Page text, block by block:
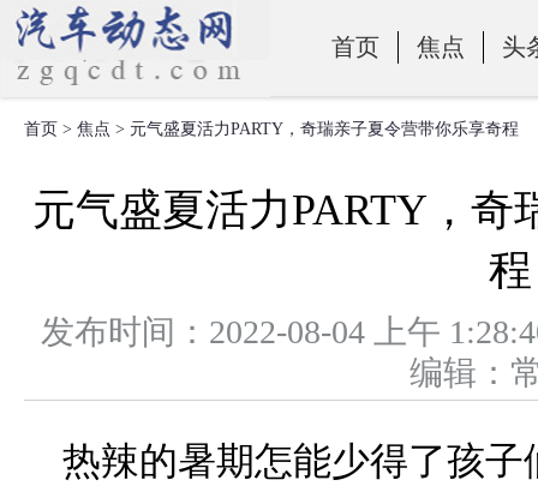
首页 焦点 头
零部件
首页 > 焦点 > 元气盛夏活力PARTY，奇瑞亲子夏令营带你乐享奇程
元气盛夏活力PARTY，
程
发布时间：2022-08-04 上午
编辑
热辣的暑期怎能少得了孩